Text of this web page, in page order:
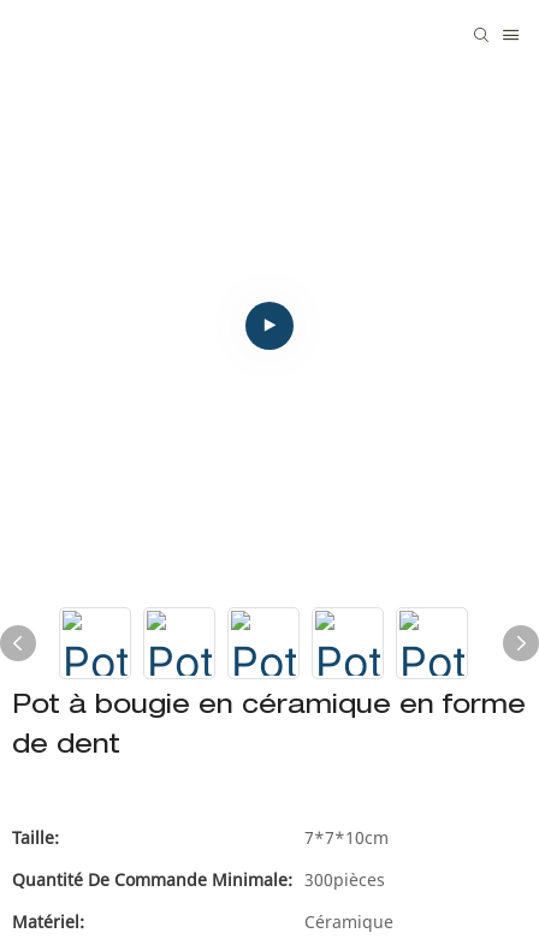
Pot à bougie en céramique en forme
de dent
Taille:
7*7*10cm
Quantité De Commande Minimale: 300pièces
Matériel:
Céramique